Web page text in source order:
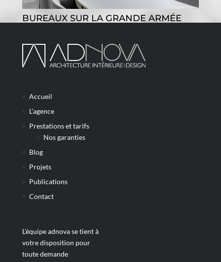
BUREAUX SUR LA GRANDE ARMÉE
Accueil
L’agence
Prestations et tarifs
Nos garanties
Blog
Projets
Publications
Contact
L’équipe adnova se tient à
votre disposition pour
toute demande